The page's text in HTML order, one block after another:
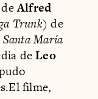
Alfred
Trunk) de
Santa María
deLeo
filme,